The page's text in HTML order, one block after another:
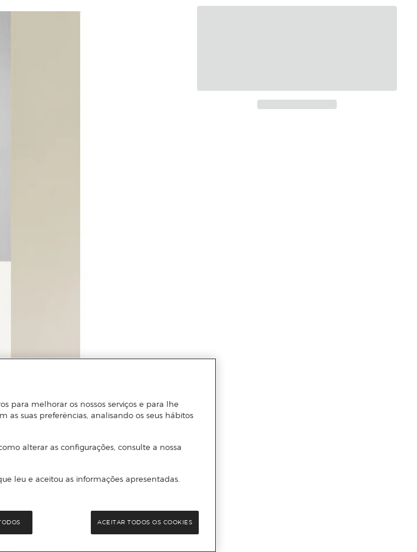
para melhorar os nossos serviços e para lhe
as suas preferências, analisando os seus hábitos
alterar as configurações, consulte a nossa
leu e aceitou as informações apresentadas.
ACEITAR TODOS OS COOKIES